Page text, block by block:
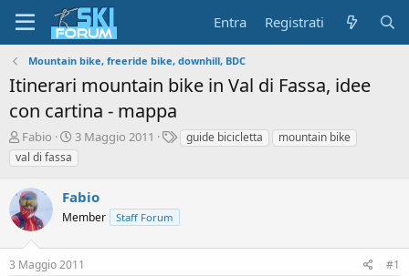
Entra Registrati
Mountain bike, freeride bike, downhill, BDC
Itinerari mountain bike in Val di Fassa, idee
con cartina - mappa
A
u
t
o
r
e
d
i
s
Fabio
D
a
t
d
'
n
i
3 Maggio 2011
Tguide bicicletta
mountain bike
val di fassa
Fabio
Member Staff Forum
3 Maggio 2011 #1